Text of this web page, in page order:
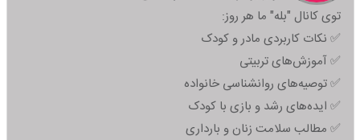
توی کانال "بله" ما هر روز:
✅ نکات کاربردی مادر و کودک
✅ آموزش‌های تربیتی
✅ توصیه‌های روانشناسی خانواده
✅ ایده‌های رشد و بازی با کودک
✅ مطالب سلامت زنان و بارداری